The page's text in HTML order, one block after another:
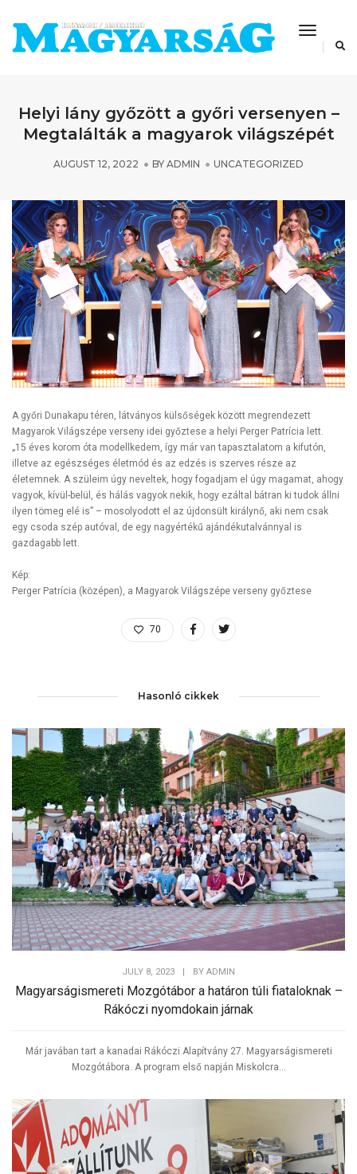
Toggle
Helyi lány győzött a győri versenyen –
Megtalálták a magyarok világszépét
AUGUST 12, 2022 BY ADMIN UNCATEGORIZED
A győri Dunakapu téren, látványos külsőségek között megrendezett
Magyarok Világszépe verseny idei győztese a helyi Perger Patrícia lett.
„15 éves korom óta modellkedem, így már van tapasztalatom a kifutón,
illetve az egészséges életmód és az edzés is szerves része az
életemnek. A szüleim úgy neveltek, hogy fogadjam el úgy magamat, ahogy
vagyok, kívül-belül, és hálás vagyok nekik, hogy ezáltal bátran ki tudok állni
ilyen tömeg elé is” – mosolyodott el az újdonsült királynő, aki nem csak
egy csoda szép autóval, de egy nagyértékű ajándékutalvánnyal is
gazdagabb lett.
Kép:
Perger Patrícia (középen), a Magyarok Világszépe verseny győztese
70
Hasonló cikkek
JULY 8, 2023 | BY ADMIN
Magyarságismereti Mozgótábor a határon túli fiataloknak –
Rákóczi nyomdokain járnak
Már javában tart a kanadai Rákóczi Alapítvány 27. Magyarságismereti
Mozgótábora. A program első napján Miskolcra...